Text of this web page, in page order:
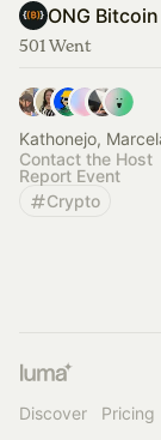
ONG
501 Went
Kathonejo,
Contact the Host
Report Event
Crypto
Discover Pricing